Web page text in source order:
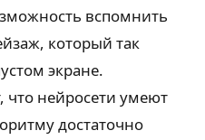
вспомнить
который так
экране.
что нейросети умеют
достаточно